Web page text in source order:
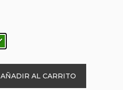
AÑADIR AL CARRITO